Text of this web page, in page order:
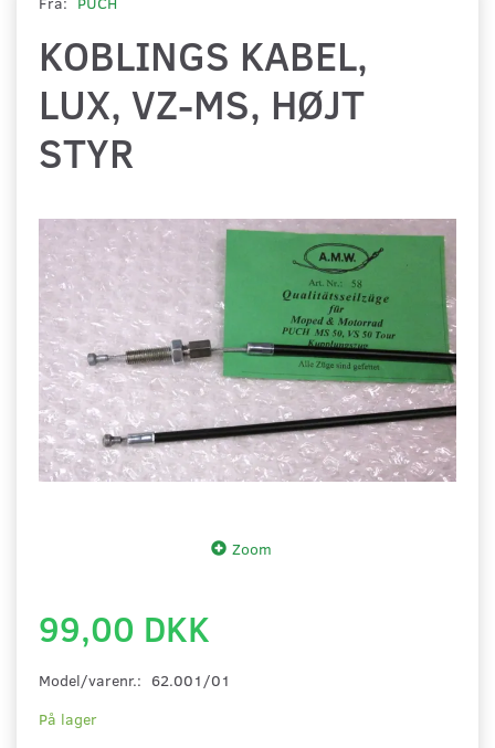
KOBLINGS KABEL,
LUX, VZ-MS, HØJT
STYR
Zoom
99,00 DKK
Model/varenr.: 62.001/01
På lager